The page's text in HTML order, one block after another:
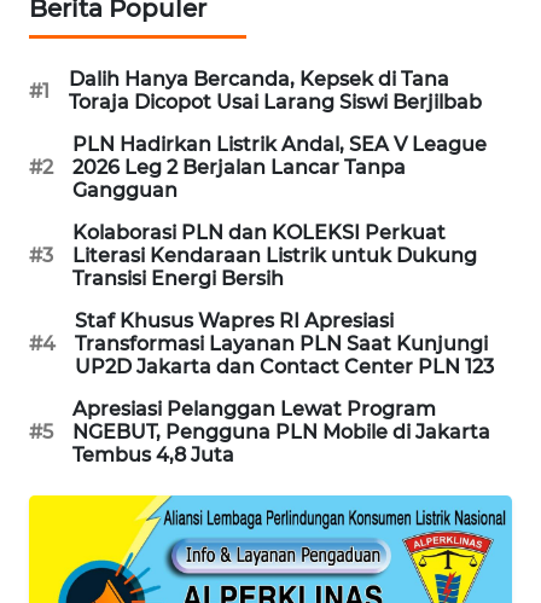
Berita Populer
#1
Dalih Hanya Bercanda, Kepsek di Tana
Toraja Dicopot Usai Larang Siswi Berjilbab
#2
PLN Hadirkan Listrik Andal, SEA V League
2026 Leg 2 Berjalan Lancar Tanpa
Gangguan
#3
Kolaborasi PLN dan KOLEKSI Perkuat
Literasi Kendaraan Listrik untuk Dukung
Transisi Energi Bersih
#4
Staf Khusus Wapres RI Apresiasi
Transformasi Layanan PLN Saat Kunjungi
UP2D Jakarta dan Contact Center PLN 123
#5
Apresiasi Pelanggan Lewat Program
NGEBUT, Pengguna PLN Mobile di Jakarta
Tembus 4,8 Juta
INFRASTRUKTUR
WAHANA
KONSUMEN
WAHANA
LISTRIK
WAHANA
TRAVEL
WAHANA
TV
WAHANANEWS
ID
WAHANANEWS